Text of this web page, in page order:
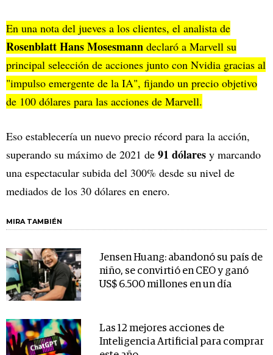
En una nota del jueves a los clientes, el analista de
Rosenblatt Hans Mosesmann declaró a Marvell su
principal selección de acciones junto con Nvidia gracias al
"impulso emergente de la IA", fijando un precio objetivo
de 100 dólares para las acciones de Marvell.
Eso establecería un nuevo precio récord para la acción,
superando su máximo de 2021 de 91 dólares y marcando
una espectacular subida del 300% desde su nivel de
mediados de los 30 dólares en enero.
MIRA TAMBIÉN
Jensen Huang: abandonó su país de
niño, se convirtió en CEO y ganó
US$ 6.500 millones en un día
Las 12 mejores acciones de
Inteligencia Artificial para comprar